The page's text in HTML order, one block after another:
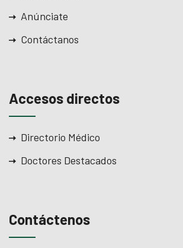
Anúnciate
Contáctanos
Accesos directos
Directorio Médico
Doctores Destacados
Contáctenos